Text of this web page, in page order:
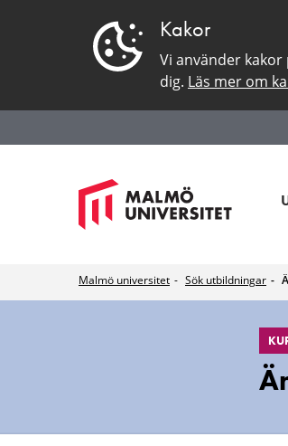
Kakor
Vi använder
dig. Läs mer om
Malmö universitet Sök utbildningar